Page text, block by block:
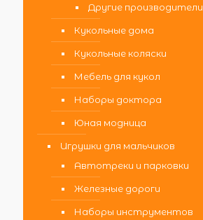
Другие производители
Кукольные дома
Кукольные коляски
Мебель для кукол
Наборы доктора
Юная модница
Игрушки для мальчиков
Автотреки и парковки
Железные дороги
Наборы инструментов